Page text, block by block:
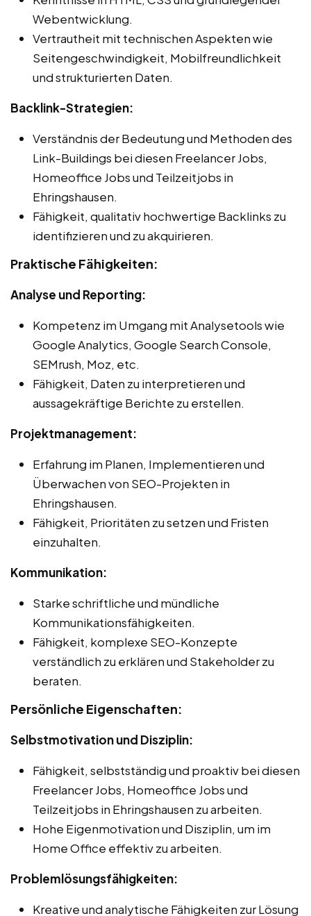
Webentwicklung.
Vertrautheit mit technischen Aspekten wie
Seitengeschwindigkeit, Mobilfreundlichkeit
und strukturierten Daten.
Backlink-Strategien:
Verständnis der Bedeutung und Methoden des
Link-Buildings bei diesen Freelancer Jobs,
Homeoffice Jobs und Teilzeitjobs in
Ehringshausen.
Fähigkeit, qualitativ hochwertige Backlinks zu
identifizieren und zu akquirieren.
Praktische Fähigkeiten:
Analyse und Reporting:
Kompetenz im Umgang mit Analysetools wie
Google Analytics, Google Search Console,
SEMrush, Moz, etc.
Fähigkeit, Daten zu interpretieren und
aussagekräftige Berichte zu erstellen.
Projektmanagement:
Erfahrung im Planen, Implementieren und
Überwachen von SEO-Projekten in
Ehringshausen.
Fähigkeit, Prioritäten zu setzen und Fristen
einzuhalten.
Kommunikation:
Starke schriftliche und mündliche
Kommunikationsfähigkeiten.
Fähigkeit, komplexe SEO-Konzepte
verständlich zu erklären und Stakeholder zu
beraten.
Persönliche Eigenschaften:
Selbstmotivation und Disziplin:
Fähigkeit, selbstständig und proaktiv bei diesen
Freelancer Jobs, Homeoffice Jobs und
Teilzeitjobs in Ehringshausen zu arbeiten.
Hohe Eigenmotivation und Disziplin, um im
Home Office effektiv zu arbeiten.
Problemlösungsfähigkeiten:
Kreative und analytische Fähigkeiten zur Lösung